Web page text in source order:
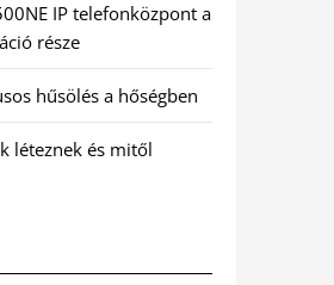
IP telefonközpont a
része
hűsölés a hőségben
léteznek és mitől